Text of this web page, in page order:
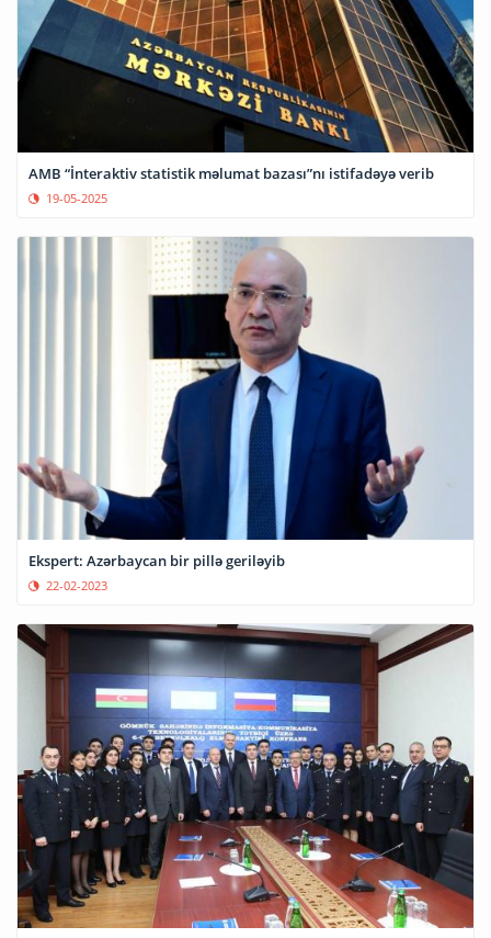
AMB “İnteraktiv statistik məlumat bazası”nı istifadəyə verib
19-05-2025
Ekspert: Azərbaycan bir pillə geriləyib
22-02-2023